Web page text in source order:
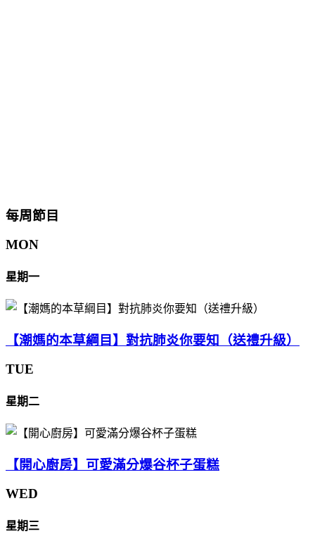
每周節目
MON
星期一
【潮媽的本草綱目】對抗肺炎你要知（送禮升級）
TUE
星期二
【開心廚房】可愛滿分爆谷杯子蛋糕
WED
星期三